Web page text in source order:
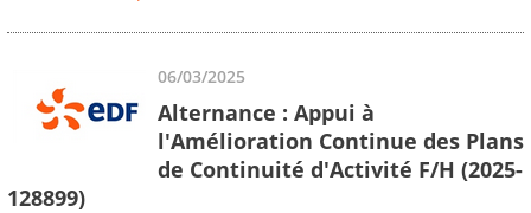
06/03/2025
Alternance : Appui à
l'Amélioration Continue des Plans
de Continuité d'Activité F/H (2025-
128899)